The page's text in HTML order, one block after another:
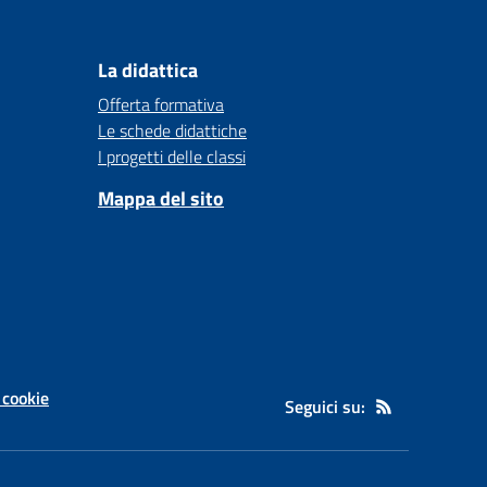
La didattica
Offerta formativa
Le schede didattiche
I progetti delle classi
Mappa del sito
Seguici su: